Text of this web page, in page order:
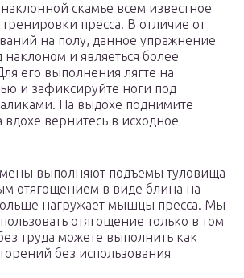
скамье всем известное
пресса. В отличие от
на полу, данное упражнение
наклоном и являеться более
его выполнения лягте на
и зафиксируйте ноги под
На выдохе поднимите
вдохе вернитесь в исходное
выполняют подъемы туловища
отягощением в виде блина на
нагружает мышцы пресса. Мы
отягощение только в том
труда можете выполнить как
без использования